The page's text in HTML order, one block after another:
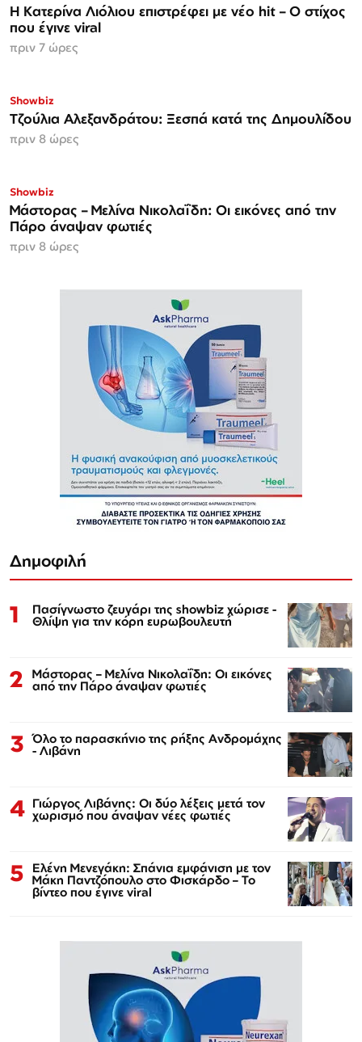
Η Κατερίνα Λιόλιου επιστρέφει με νέο hit – Ο στίχος
που έγινε viral
πριν 7 ώρες
Showbiz
Τζούλια Αλεξανδράτου: Ξεσπά κατά της Δημουλίδου
πριν 8 ώρες
Showbiz
Μάστορας – Μελίνα Νικολαΐδη: Οι εικόνες από την
Πάρο άναψαν φωτιές
πριν 8 ώρες
Δημοφιλή
1 Πασίγνωστο ζευγάρι της showbiz χώρισε -
Θλίψη για την κόρη ευρωβουλευτή
2 Μάστορας – Μελίνα Νικολαΐδη: Οι εικόνες
από την Πάρο άναψαν φωτιές
3 Όλο το παρασκήνιο της ρήξης Ανδρομάχης
- Λιβάνη
4 Γιώργος Λιβάνης: Οι δύο λέξεις μετά τον
χωρισμό που άναψαν νέες φωτιές
5 Ελένη Μενεγάκη: Σπάνια εμφάνιση με τον
Μάκη Παντζόπουλο στο Φισκάρδο – Το
βίντεο που έγινε viral